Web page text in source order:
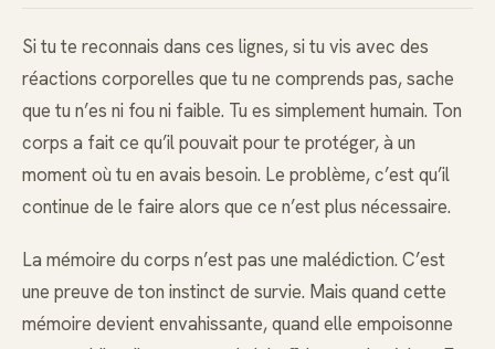
Si tu te reconnais dans ces lignes, si tu vis avec des
réactions corporelles que tu ne comprends pas, sache
que tu n’es ni fou ni faible. Tu es simplement humain. Ton
corps a fait ce qu’il pouvait pour te protéger, à un
moment où tu en avais besoin. Le problème, c’est qu’il
continue de le faire alors que ce n’est plus nécessaire.
La mémoire du corps n’est pas une malédiction. C’est
une preuve de ton instinct de survie. Mais quand cette
mémoire devient envahissante, quand elle empoisonne